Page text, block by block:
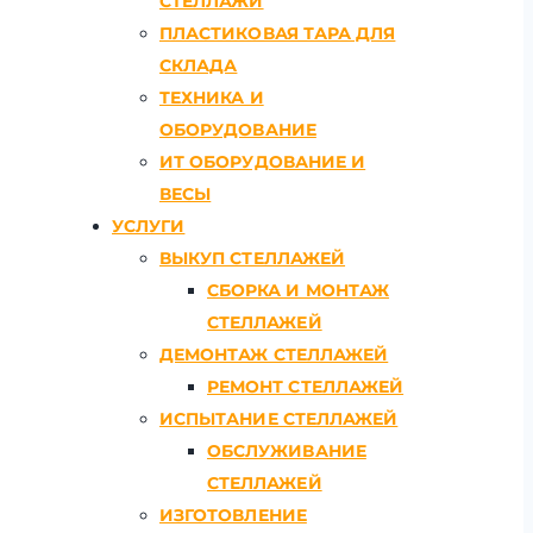
ПЛАСТИКОВАЯ ТАРА ДЛЯ
СКЛАДА
ТЕХНИКА И
ОБОРУДОВАНИЕ
ИТ ОБОРУДОВАНИЕ И
ВЕСЫ
УСЛУГИ
ВЫКУП СТЕЛЛАЖЕЙ
СБОРКА И МОНТАЖ
СТЕЛЛАЖЕЙ
ДЕМОНТАЖ СТЕЛЛАЖЕЙ
РЕМОНТ СТЕЛЛАЖЕЙ
ИСПЫТАНИЕ СТЕЛЛАЖЕЙ
ОБСЛУЖИВАНИЕ
СТЕЛЛАЖЕЙ
ИЗГОТОВЛЕНИЕ